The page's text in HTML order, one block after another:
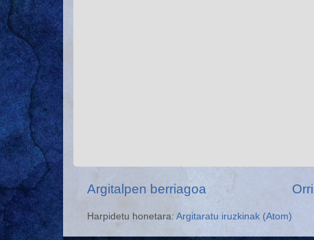
Argitalpen berriagoa
Harpidetu honetara: Argitaratu iruzkinak (Atom)